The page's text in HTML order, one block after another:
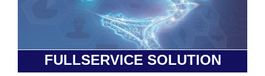
PRIVACY
FULLSERVICE SOLUTION